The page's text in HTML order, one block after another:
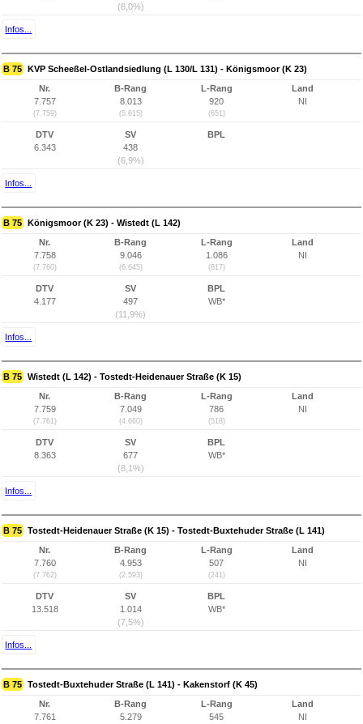
(8,0%)
Infos...
B 75 KVP Scheeßel-Ostlandsiedlung (L 130/L 131) - Königsmoor (K 23)
Nr.
7.757
(7.759)
B-Rang
8.013
(5.615)
L-Rang
920
(651)
Land
NI
DTV
6.343
SV
438
(6,9%)
BPL
Infos...
B 75 Königsmoor (K 23) - Wistedt (L 142)
Nr.
7.758
(7.760)
B-Rang
9.046
(6.645)
L-Rang
1.086
(817)
Land
NI
DTV
4.177
SV
497
(11,9%)
BPL
WB*
Infos...
B 75 Wistedt (L 142) - Tostedt-Heidenauer Straße (K 15)
Nr.
7.759
(7.761)
B-Rang
7.049
(4.660)
L-Rang
786
(518)
Land
NI
DTV
8.363
SV
677
(8,1%)
BPL
WB*
Infos...
B 75 Tostedt-Heidenauer Straße (K 15) - Tostedt-Buxtehuder Straße (L 141)
Nr.
7.760
(7.762)
B-Rang
4.953
(2.593)
L-Rang
507
(241)
Land
NI
DTV
13.518
SV
1.014
(7,5%)
BPL
WB*
Infos...
B 75 Tostedt-Buxtehuder Straße (L 141) - Kakenstorf (K 45)
Nr.
7.761
B-Rang
5.279
L-Rang
545
Land
NI